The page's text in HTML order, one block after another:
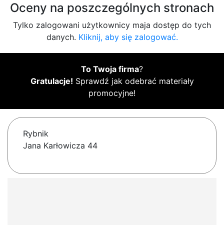
Oceny na poszczególnych stronach
Tylko zalogowani użytkownicy maja dostęp do tych
danych. Kliknij, aby się zalogować.
To Twoja firma?
Gratulacje! Sprawdź jak odebrać materiały
promocyjne!
Rybnik
Jana Karłowicza 44